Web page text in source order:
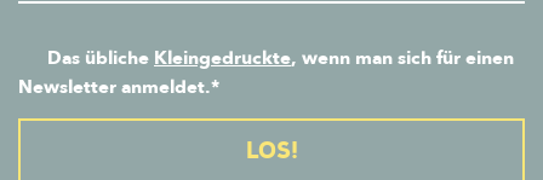
Das übliche Kleingedruckte, wenn man sich für einen
Newsletter anmeldet.*